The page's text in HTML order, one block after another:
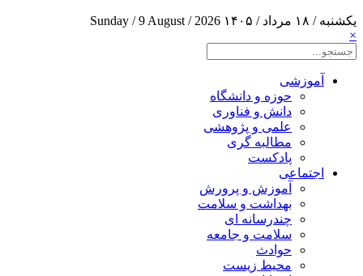
یکشنبه / ۱۸ مرداد / ۱۴۰۵
Sunday / 9 August / 2026
×
آموزشی
حوزه و دانشگاه
دانش و فناوری
علمی و پژوهشی
مطالبه گری
پادکست
اجتماعی
آموزش و پرورش
بهداشت و سلامت
چندرسانه ای
سلامت و جامعه
حوادث
محیط زیست